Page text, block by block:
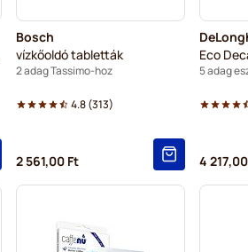
Bosch
vízkőoldó tabletták
2 adag Tassimo-hoz
4.8(313)
2 561,00 Ft
Eco
5 adag
4